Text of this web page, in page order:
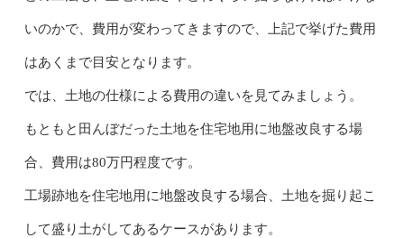
いのかで、費用が変わってきますので、上記で挙げた費用
はあくまで目安となります。
では、土地の仕様による費用の違いを見てみましょう。
もともと田んぼだった土地を住宅地用に地盤改良する場
合、費用は80万円程度です。
工場跡地を住宅地用に地盤改良する場合、土地を掘り起こ
して盛り土がしてあるケースがあります。